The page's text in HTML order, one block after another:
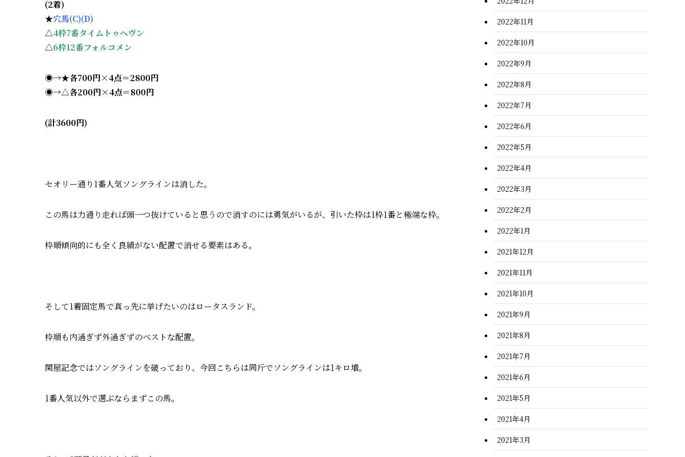
(2着)
★穴馬(C)(D)
△4枠7番タイムトゥヘヴン
△6枠12番フォルコメン
◉→★各700円×4点＝2800円
◉→△各200円×4点＝800円
(計3600円)
セオリー通り1番人気ソングラインは消した。
この馬は力通り走れば頭一つ抜けていると思うので消すのには勇気がいるが、引いた枠は1枠1番と極端な枠。
枠順傾向的にも全く良績がない配置で消せる要素はある。
そして1着固定馬で真っ先に挙げたいのはロータスランド。
枠順も内過ぎず外過ぎずのベストな配置。
関屋記念ではソングラインを破っており、今回こちらは同斤でソングラインは1キロ増。
1番人気以外で選ぶならまずこの馬。
2022年11月
2022年10月
2022年9月
2022年8月
2022年7月
2022年6月
2022年5月
2022年4月
2022年3月
2022年2月
2022年1月
2021年12月
2021年11月
2021年10月
2021年9月
2021年8月
2021年7月
2021年6月
2021年5月
2021年4月
2021年3月